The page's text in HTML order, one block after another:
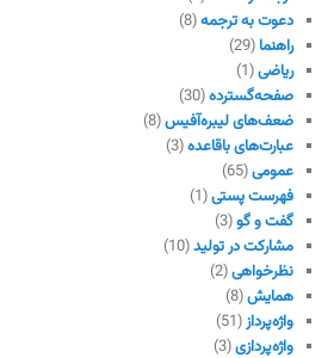
دعوت به ترجمه(8)
راهنما (29)
ریاضی(1)
صفحه‌گسترده(30)
ضعف‌های لیبره‌آفیس(8)
عبارت‌های باقاعده(3)
عمومی(65)
فهرست پستی(1)
گفت و گو(3)
مشارکت در تولید(10)
نظرخواهی(2)
همایش(8)
واژه‌پرداز(51)
واژه‌پردازی(3)